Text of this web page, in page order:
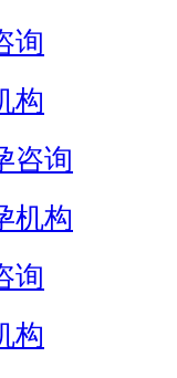
询
构
咨询
机构
询
构